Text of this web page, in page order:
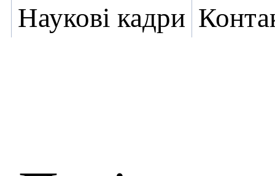
Наукові кадри